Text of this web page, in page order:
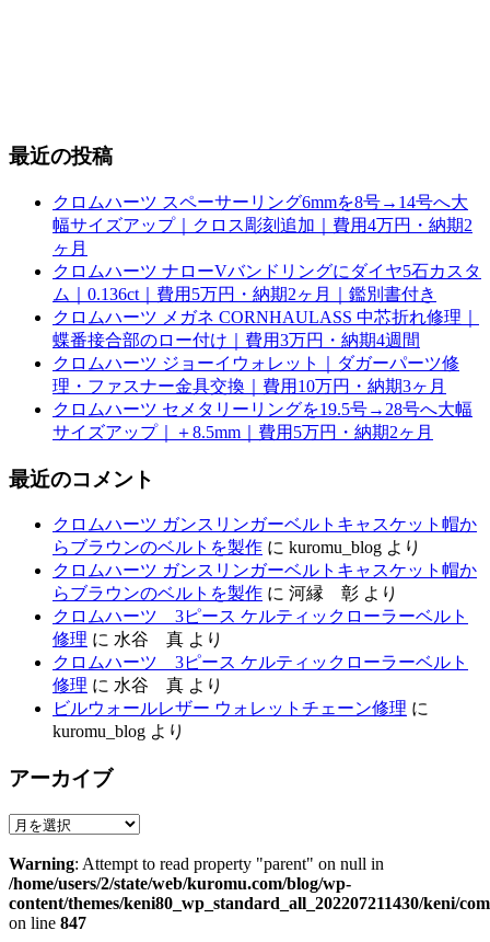
最近の投稿
クロムハーツ スペーサーリング6mmを8号→14号へ大
幅サイズアップ｜クロス彫刻追加｜費用4万円・納期2
ヶ月
クロムハーツ ナローVバンドリングにダイヤ5石カスタ
ム｜0.136ct｜費用5万円・納期2ヶ月｜鑑別書付き
クロムハーツ メガネ CORNHAULASS 中芯折れ修理｜
蝶番接合部のロー付け｜費用3万円・納期4週間
クロムハーツ ジョーイウォレット｜ダガーパーツ修
理・ファスナー金具交換｜費用10万円・納期3ヶ月
クロムハーツ セメタリーリングを19.5号→28号へ大幅
サイズアップ｜＋8.5mm｜費用5万円・納期2ヶ月
最近のコメント
クロムハーツ ガンスリンガーベルトキャスケット帽か
らブラウンのベルトを製作 に kuromu_blog より
クロムハーツ ガンスリンガーベルトキャスケット帽か
らブラウンのベルトを製作 に 河縁 彰 より
クロムハーツ 3ピース ケルティックローラーベルト
修理 に 水谷 真 より
クロムハーツ 3ピース ケルティックローラーベルト
修理 に 水谷 真 より
ビルウォールレザー ウォレットチェーン修理 に
kuromu_blog より
アーカイブ
ア
カ
イ
ブ
Warning: Attempt to read property "parent" on null in
/home/users/2/state/web/kuromu.com/blog/wp-
content/themes/keni80_wp_standard_all_202207211430/keni/
on line 847